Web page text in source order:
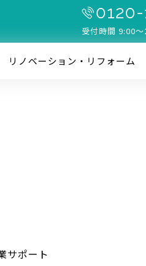
受付時間 9:00〜
リノベーション・リフォーム
サポート